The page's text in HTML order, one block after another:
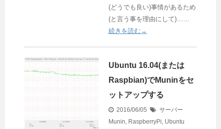
(どうでも良い)事情があるため
(と言う事を理由にして)……
続きを読む→
Ubuntu 16.04(または
Raspbian)でMuninをセ
ットアップする
2016/06/05
サーバー
Munin, RaspberryPi, Ubuntu